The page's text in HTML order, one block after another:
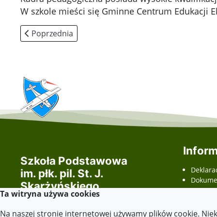
W szkole mieści się Gminne Centrum Edukacji
Poprzednia strona: Historia Szkoły
Poprzednia
Szkoła Podstawowa
im. płk. pil. St. J.
Skarżyńskiego
w Skarżynie
(ETR -
wnioski
Ta witryna używa cookies
Na naszej stronie internetowej używamy plików cookie.